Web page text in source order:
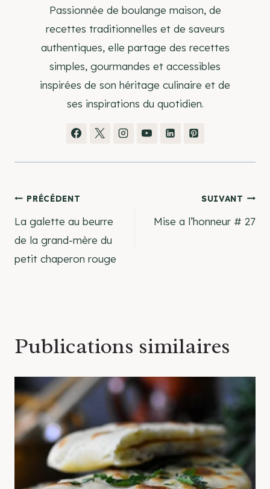
Passionnée de boulange maison, de
recettes traditionnelles et de saveurs
authentiques, elle partage des recettes
simples, gourmandes et accessibles
inspirées de son héritage culinaire et de
ses inspirations du quotidien.
Navigation
de
l’article
PRÉCÉDENT
La galette au beurre
de la grand-mère du
petit chaperon rouge
SUIVANT
Mise a l’honneur # 27
Publications similaires